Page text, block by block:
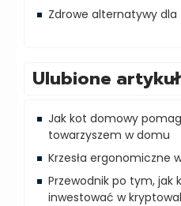
Zdrowe alternatywy
Ulubione
Jak kot domowy
towarzyszem w domu
Krzesła ergonomiczne
Przewodnik po tym, jak
inwestować w